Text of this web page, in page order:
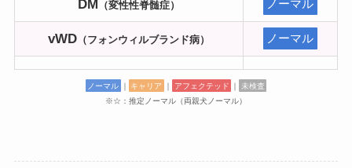
DM （変性性脊髄症） ノーマル
vWD（フォンウィルブランド病） ノーマル
ノーマル ｜ キャリア ｜ アフェクテッド ｜
未検査
※☆：推定ノーマル（両親犬ノーマル）